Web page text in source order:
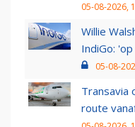
05-08-2026,
Willie
IndiGo:
05-08-
Transavia
route